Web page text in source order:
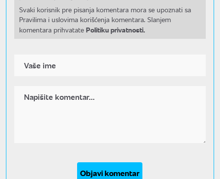
Svaki korisnik pre pisanja komentara mora se upoznati sa
Pravilima i uslovima korišćenja komentara. Slanjem
komentara prihvatate Politiku privatnosti.
Objavi komentar